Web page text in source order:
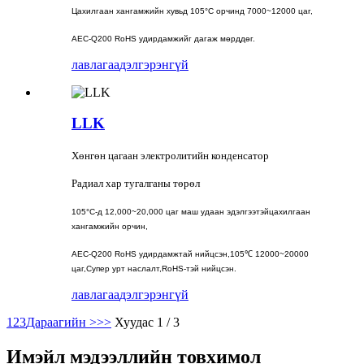
Цахилгаан хангамжийн хувьд 105°C орчинд 7000~12000 цаг,
AEC-Q200 RoHS удирдамжийг дагаж мөрддөг.
лавлагаадэлгэрэнгүй
LLK
Хөнгөн цагаан электролитийн конденсатор
Радиал хар тугалганы төрөл
105°C-д 12,000~20,000 цаг маш удаан эдэлгээтэйцахилгаан
хангамжийн орчин,
AEC-Q200 RoHS удирдамжтай нийцсэн, 105℃ 12000~20000
цаг,Супер урт наслалт,RoHS-тэй нийцсэн.
лавлагаадэлгэрэнгүй
1 23Дараагийн >>> Хуудас 1 / 3
Имэйл мэдээллийн товхимол